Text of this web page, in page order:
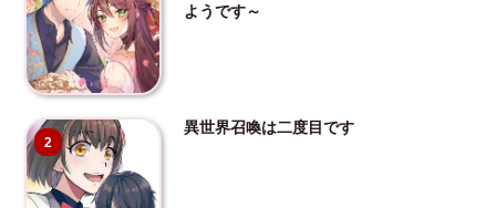
ようです～
2
異世界召喚は二度目です